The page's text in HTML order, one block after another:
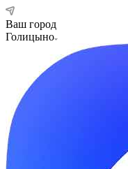
Ваш город
Голицыно